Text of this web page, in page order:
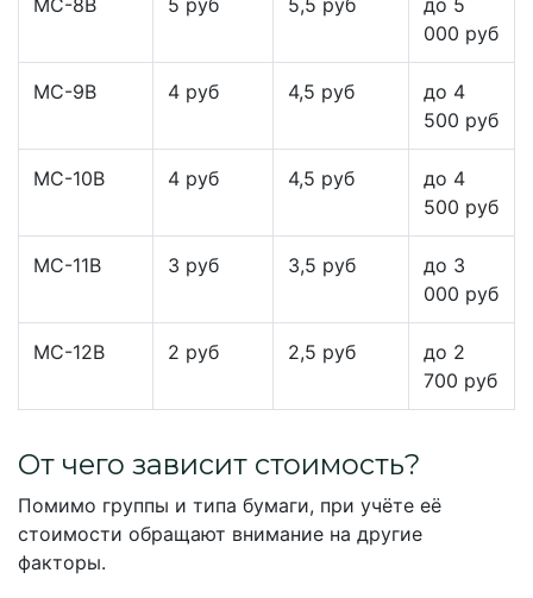
МС-8В 5 руб 5,5 руб
до 5
000 руб
МС-9В 4 руб 4,5 руб
до 4
500 руб
МС-10В 4 руб 4,5 руб
до 4
500 руб
МС-11В 3 руб 3,5 руб
до 3
000 руб
МС-12В 2 руб 2,5 руб
до 2
700 руб
От чего зависит стоимость?
Помимо группы и типа бумаги, при учёте её
стоимости обращают внимание на другие
факторы.